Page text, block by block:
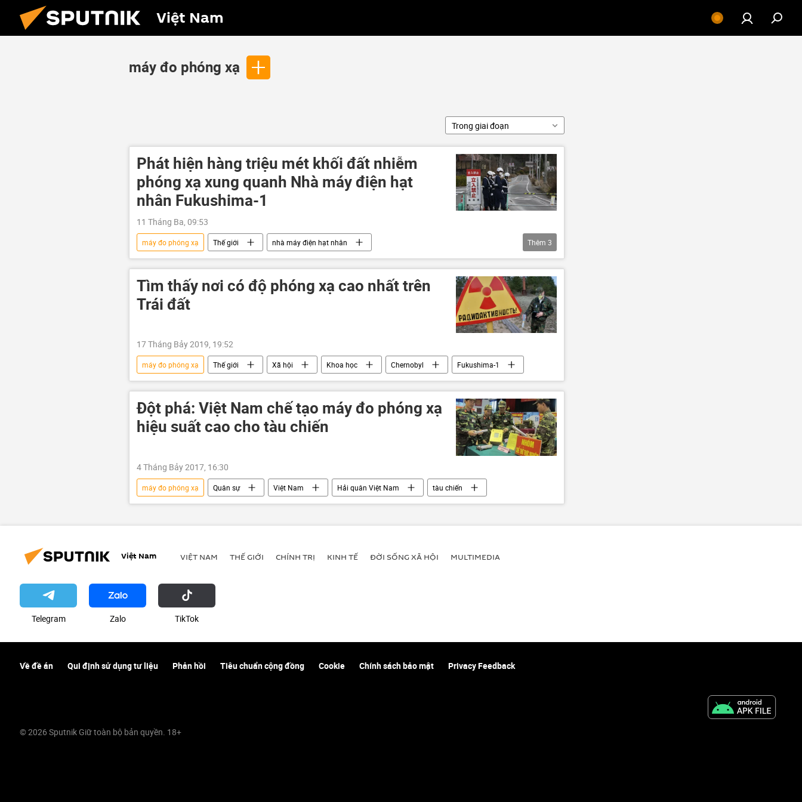
Việt Nam
máy đo phóng xạ
Trong giai đoạn
Phát hiện hàng triệu mét khối đất nhiễm
phóng xạ xung quanh Nhà máy điện hạt
nhân Fukushima-1
11 Tháng Ba, 09:53
máy đo phóng xạ Thế giới
nhà máy điện hạt nhân
Nhà máy điện hạt nhân "Fukushima-1"
Nhật Bản Vấn đề hạt nhân
Thêm 3
Tìm thấy nơi có độ phóng xạ cao nhất trên
Trái đất
17 Tháng Bảy 2019, 19:52
máy đo phóng xạ Thế giới Xã hội Khoa học Chernobyl Fukushima-1
Đột phá: Việt Nam chế tạo máy đo phóng xạ
hiệu suất cao cho tàu chiến
4 Tháng Bảy 2017, 16:30
máy đo phóng xạ Quân sự Việt Nam Hải quân Việt Nam tàu chiến
Việt Nam VIỆT NAM THẾ GIỚI CHÍNH TRỊ KINH TẾ ĐỜI SỐNG XÃ HỘI MULTIMEDIA
Telegram Zalo ТikТоk
Về đề án Qui định sử dụng tư liệu Phản hồi Tiêu chuẩn cộng đồng Cookie Chính sách bảo mật Privacy Feedback
© 2026 Sputnik Giữ toàn bộ bản quyền. 18+